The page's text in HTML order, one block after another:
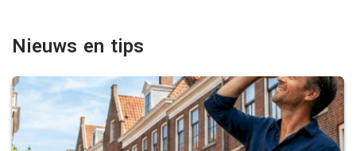
Nieuws en tips